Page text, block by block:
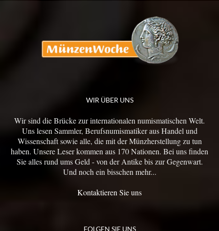
WIR ÜBER UNS
Wir sind die Brücke zur internationalen numismatischen Welt.
Uns lesen Sammler, Berufsnumismatiker aus Handel und
Wissenschaft sowie alle, die mit der Münzherstellung zu tun
haben. Unsere Leser kommen aus 170 Nationen. Bei uns finden
Sie alles rund ums Geld - von der Antike bis zur Gegenwart.
Und noch ein bisschen mehr...
Kontaktieren Sie uns
FOLGEN SIE UNS